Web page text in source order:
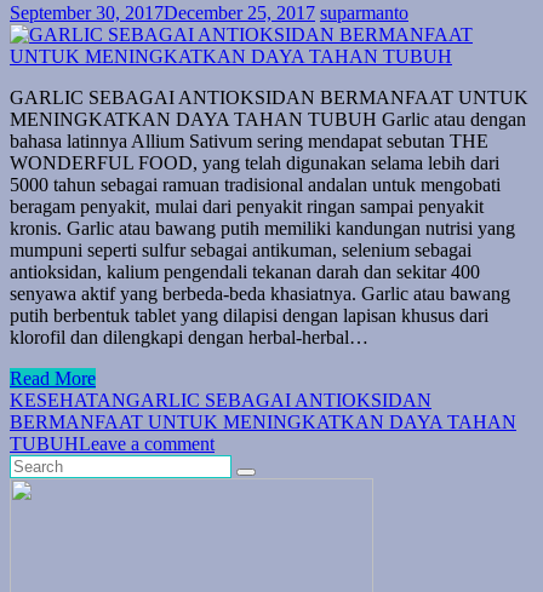
September 30, 2017December 25, 2017 suparmanto
GARLIC SEBAGAI ANTIOKSIDAN BERMANFAAT UNTUK
MENINGKATKAN DAYA TAHAN TUBUH Garlic atau dengan
bahasa latinnya Allium Sativum sering mendapat sebutan THE
WONDERFUL FOOD, yang telah digunakan selama lebih dari
5000 tahun sebagai ramuan tradisional andalan untuk mengobati
beragam penyakit, mulai dari penyakit ringan sampai penyakit
kronis. Garlic atau bawang putih memiliki kandungan nutrisi yang
mumpuni seperti sulfur sebagai antikuman, selenium sebagai
antioksidan, kalium pengendali tekanan darah dan sekitar 400
senyawa aktif yang berbeda-beda khasiatnya. Garlic atau bawang
putih berbentuk tablet yang dilapisi dengan lapisan khusus dari
klorofil dan dilengkapi dengan herbal-herbal…
Read More
KESEHATANGARLIC SEBAGAI ANTIOKSIDAN
BERMANFAAT UNTUK MENINGKATKAN DAYA TAHAN
TUBUHLeave a comment